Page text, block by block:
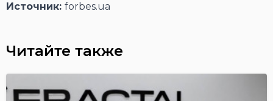
Источник: forbes.ua
Читайте также